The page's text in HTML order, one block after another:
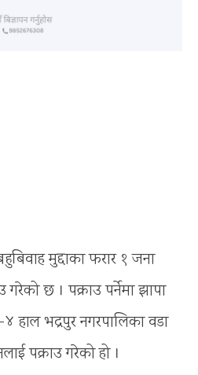
मुद्दाका फरार १ जना
गरेको छ । पक्राउ पर्नेमा झापा
हाल भद्रपुर नगरपालिका वडा
पक्राउ गरेको हो ।